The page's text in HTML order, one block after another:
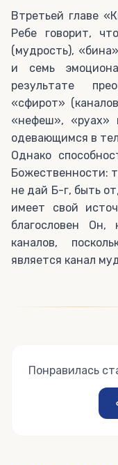
Втретьей главе
Ребе говорит,
(мудрость),
и семь
результате
«сфирот»
«нефеш»,
одевающимся в
Однако
Божественности:
не дай Б-г, быть
имеет свой
благословен Он,
каналов,
является канал
Понравилась